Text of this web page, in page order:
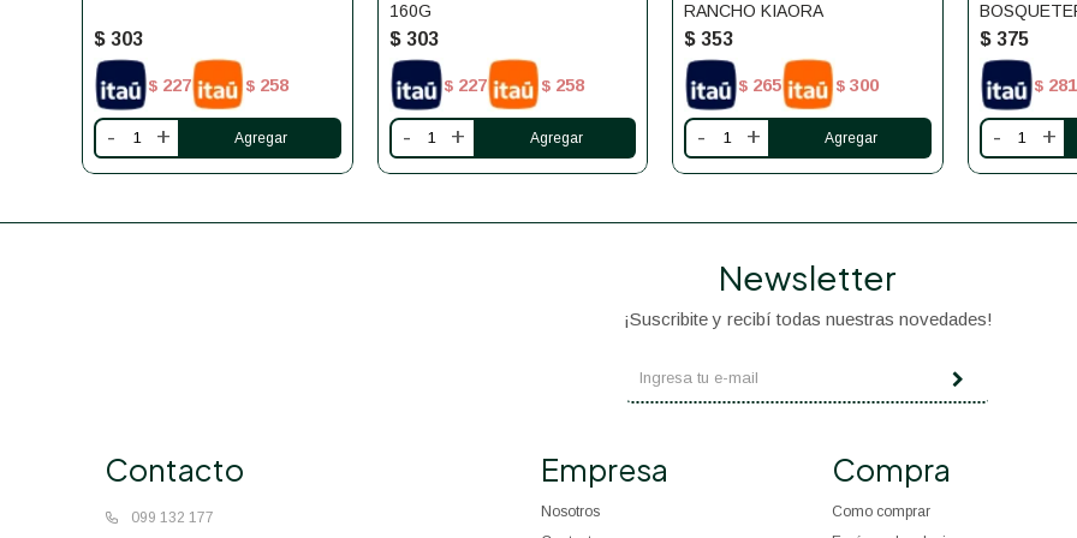
$ 303
$ 227 $ 258
- +
160G
$ 303
$ 227 $ 258
- +
RANCHO KIAORA
$ 353
$ 265 $ 300
- +
$ 375
$ 281
- +
Contacto
099 132 177
Empresa
Nosotros
Compra
Como comprar
Newsletter
¡Suscribite y recibí todas nuestras novedades!